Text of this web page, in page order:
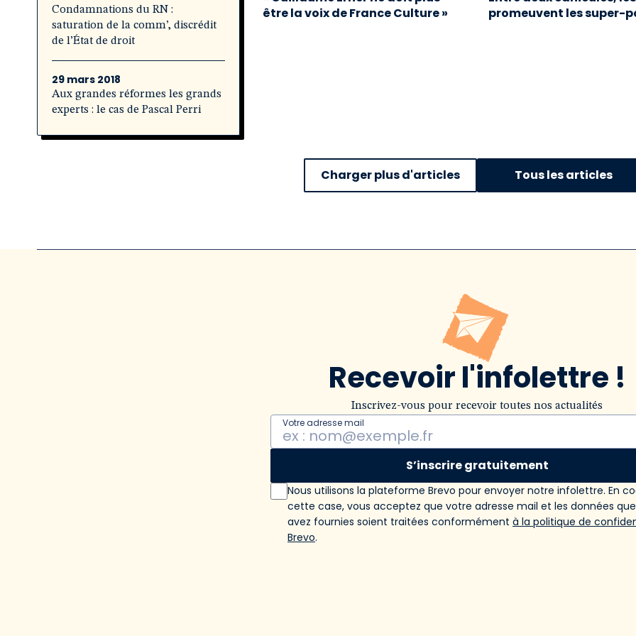
Condamnations du RN :
saturation de la comm’, discrédit
de l’État de droit
29 mars 2018
Aux grandes réformes les grands
experts : le cas de Pascal Perri
être la voix de France Culture »
promeuvent les super-
Charger plus d'articles Tous les articles
Recevoir l'infolettre !
Inscrivez-vous pour recevoir toutes nos actualités
Votre adresse mail
S’inscrire gratuitement
Nous utilisons la plateforme Brevo pour envoyer notre infolettre. En
cette case, vous acceptez que votre adresse mail et les données
avez fournies soient traitées conformément à la politique de
Brevo.